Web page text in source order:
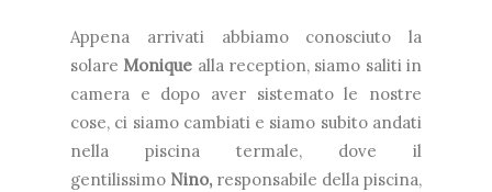
Appena arrivati abbiamo conosciuto la
solare Monique alla reception, siamo saliti in
camera e dopo aver sistemato le nostre
cose, ci siamo cambiati e siamo subito andati
nella piscina termale, dove il
gentilissimo Nino, responsabile della piscina,